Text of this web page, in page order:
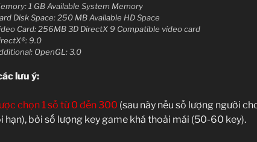
1 GB Available System Memory
Disk Space: 250 MB Available HD Space
Card: 256MB 3D DirectX 9 Compatible video card
9.0
OpenGL: 3.0
lưu ý:
chọn 1 số từ 0 đến 300 (sau này nếu số lượng người
hạn), bởi số lượng key game khá thoải mái (50-60 key).